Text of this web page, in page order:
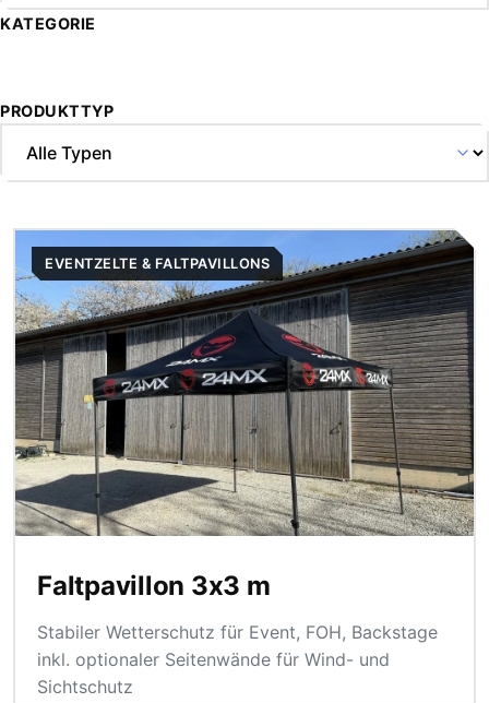
Materialien und flexible Aufbauvarianten sorgen für
KATEGORIE
PRODUKTTYP
EVENTZELTE & FALTPAVILLONS
Faltpavillon 3x3 m
Stabiler Wetterschutz für Event, FOH, Backstage
inkl. optionaler Seitenwände für Wind- und
Sichtschutz